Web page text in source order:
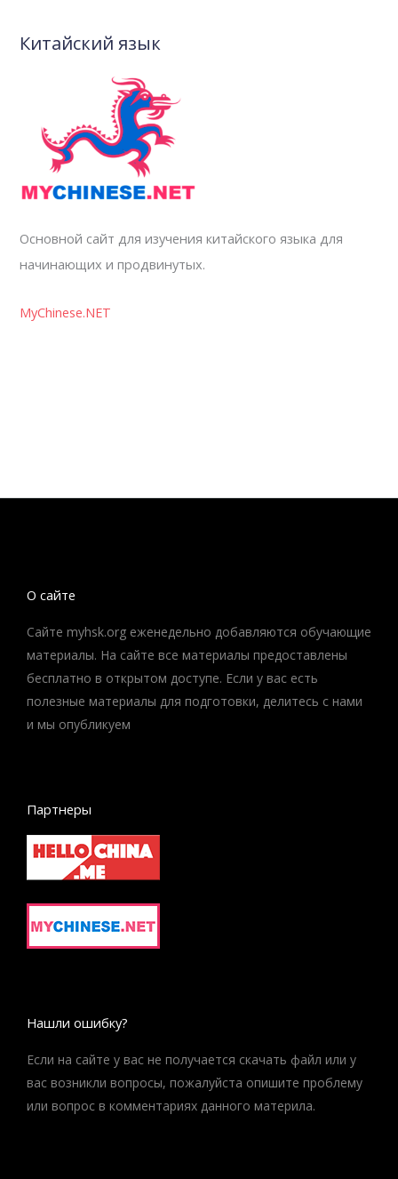
Китайский язык
Основной сайт для изучения китайского языка для
начинающих и продвинутых.
MyChinese.NET
О сайте
Сайте myhsk.org еженедельно добавляются обучающие
материалы. На сайте все материалы предоставлены
бесплатно в открытом доступе. Если у вас есть
полезные материалы для подготовки, делитесь с нами
и мы опубликуем
Партнеры
Нашли ошибку?
Если на сайте у вас не получается скачать файл или у
вас возникли вопросы, пожалуйста опишите проблему
или вопрос в комментариях данного материла.